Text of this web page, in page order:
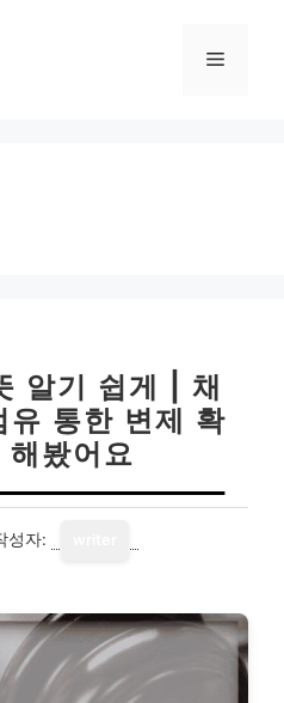
메
알기 쉽게 | 채
유 통한 변제 확
해봤어요
성자: